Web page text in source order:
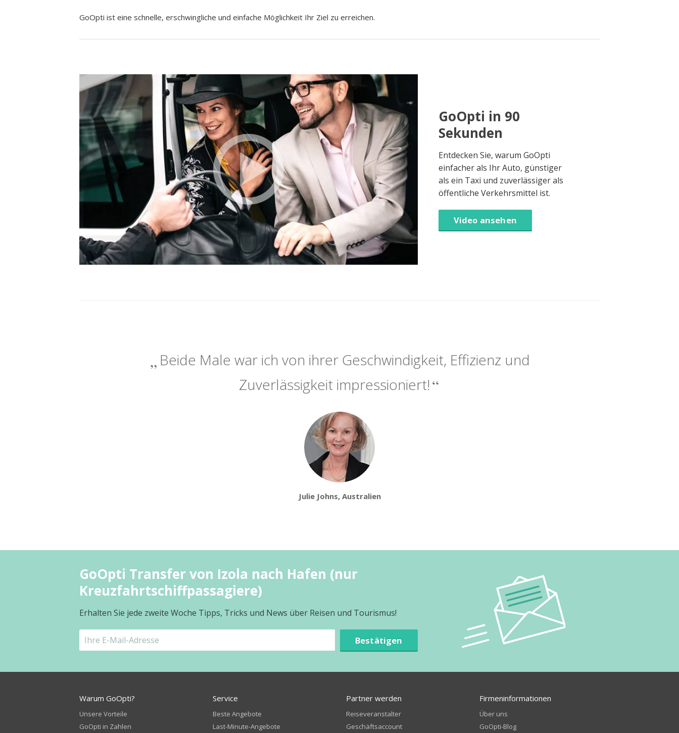
GoOpti ist eine schnelle, erschwingliche und einfache Möglichkeit Ihr Ziel zu erreichen.
GoOpti in 90
Sekunden
Entdecken Sie, warum GoOpti
einfacher als Ihr Auto, günstiger
als ein Taxi und zuverlässiger als
öffentliche Verkehrsmittel ist.
Video ansehen
Beide Male war ich von ihrer Geschwindigkeit, Effizienz und
Zuverlässigkeit impressioniert!
Julie Johns, Australien
GoOpti Transfer von Izola nach Hafen (nur
Kreuzfahrtschiffpassagiere)
Erhalten Sie jede zweite Woche Tipps, Tricks und News über Reisen und Tourismus!
Bestätigen
Warum GoOpti?
Unsere Vorteile
GoOpti in Zahlen
Service
Beste Angebote
Last-Minute-Angebote
Partner werden
Reiseveranstalter
Geschäftsaccount
Firmeninformationen
Über uns
GoOpti-Blog